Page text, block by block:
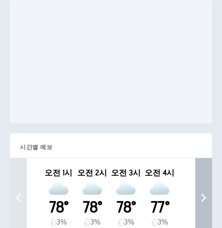
시간별 예보
오전 1시
78°
3%
오전 2시
78°
3%
오전 3시
78°
3%
오전 4시
77°
3%